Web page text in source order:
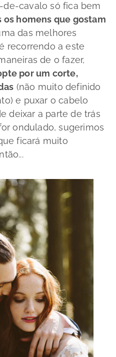
de-cavalo só fica bem
os homens que gostam
das melhores
recorrendo a este
de o fazer,
por um corte,
(não muito definido
e puxar o cabelo
deixar a parte de trás
ondulado, sugerimos
ficará muito